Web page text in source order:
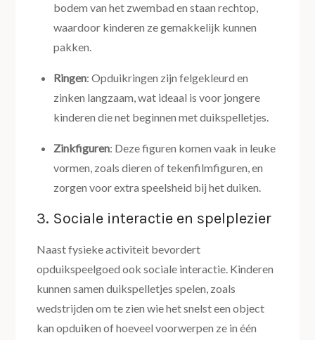
bodem van het zwembad en staan rechtop,
waardoor kinderen ze gemakkelijk kunnen
pakken.
Ringen: Opduikringen zijn felgekleurd en
zinken langzaam, wat ideaal is voor jongere
kinderen die net beginnen met duikspelletjes.
Zinkfiguren: Deze figuren komen vaak in leuke
vormen, zoals dieren of tekenfilmfiguren, en
zorgen voor extra speelsheid bij het duiken.
3. Sociale interactie en spelplezier
Naast fysieke activiteit bevordert
opduikspeelgoed ook sociale interactie. Kinderen
kunnen samen duikspelletjes spelen, zoals
wedstrijden om te zien wie het snelst een object
kan opduiken of hoeveel voorwerpen ze in één